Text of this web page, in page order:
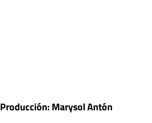
Producción: Marysol Antón